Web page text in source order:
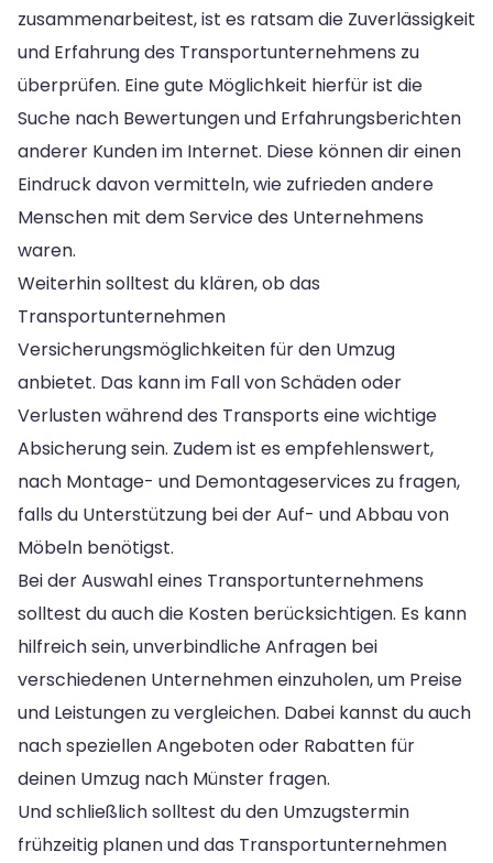
zusammenarbeitest, ist es ratsam die Zuverlässigkeit
und Erfahrung des Transportunternehmens zu
überprüfen. Eine gute Möglichkeit hierfür ist die
Suche nach Bewertungen und Erfahrungsberichten
anderer Kunden im Internet. Diese können dir einen
Eindruck davon vermitteln, wie zufrieden andere
Menschen mit dem Service des Unternehmens
waren.
Weiterhin solltest du klären, ob das
Transportunternehmen
Versicherungsmöglichkeiten für den Umzug
anbietet. Das kann im Fall von Schäden oder
Verlusten während des Transports eine wichtige
Absicherung sein. Zudem ist es empfehlenswert,
nach Montage- und Demontageservices zu fragen,
falls du Unterstützung bei der Auf- und Abbau von
Möbeln benötigst.
Bei der Auswahl eines Transportunternehmens
solltest du auch die Kosten berücksichtigen. Es kann
hilfreich sein, unverbindliche Anfragen bei
verschiedenen Unternehmen einzuholen, um Preise
und Leistungen zu vergleichen. Dabei kannst du auch
nach speziellen Angeboten oder Rabatten für
deinen Umzug nach Münster fragen.
Und schließlich solltest du den Umzugstermin
frühzeitig planen und das Transportunternehmen